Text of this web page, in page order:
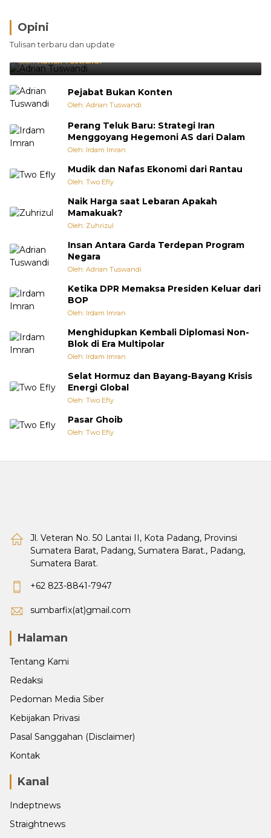
Opini
Tulisan terbaru dan update
Brasil Lebih Diunggulkan, tetapi Jepang Selalu
Punya Cara Membuat Kejutan
Oleh:Adrian Tuswandi
Pejabat Bukan Konten
Oleh: Adrian Tuswandi
Perang Teluk Baru: Strategi Iran
Menggoyang Hegemoni AS dari Dalam
Oleh: Irdam Imran
Mudik dan Nafas Ekonomi dari Rantau
Oleh: Two Efly
Naik Harga saat Lebaran Apakah
Mamakuak?
Oleh: Zuhrizul
Insan Antara Garda Terdepan Program
Negara
Oleh: Adrian Tuswandi
Ketika DPR Memaksa Presiden Keluar dari
BOP
Oleh: Irdam Imran
Menghidupkan Kembali Diplomasi Non-
Blok di Era Multipolar
Oleh: Irdam Imran
Selat Hormuz dan Bayang-Bayang Krisis
Energi Global
Oleh: Two Efly
Pasar Ghoib
Oleh: Two Efly
Jl. Veteran No. 50 Lantai II, Kota Padang, Provinsi
Sumatera Barat, Padang, Sumatera Barat., Padang,
Sumatera Barat.
+62 823-8841-7947
sumbarfix(at)gmail.com
Halaman
Tentang Kami
Redaksi
Pedoman Media Siber
Kebijakan Privasi
Pasal Sanggahan (Disclaimer)
Kontak
Kanal
Indeptnews
Straightnews